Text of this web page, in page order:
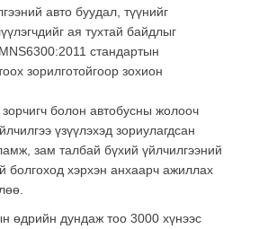
авто буудал, түүнийг
ая тухтай байдлыг
стандартын
зорилготойгоор зохион
болон автобусны жолооч
үзүүлэхэд зориулагдсан
зам талбай бүхий үйлчилгээний
болгоход хэрхэн анхаарч ажиллах
өдрийн дундаж тоо 3000 хүнээс